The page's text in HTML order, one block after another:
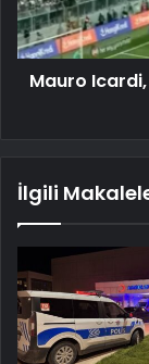
Mauro
İlgili